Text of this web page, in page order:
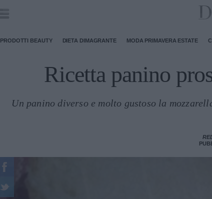
PRODOTTI BEAUTY DIETA DIMAGRANTE MODA PRIMAVERA ESTATE
Ricetta panino
Un panino diverso e molto gustoso la